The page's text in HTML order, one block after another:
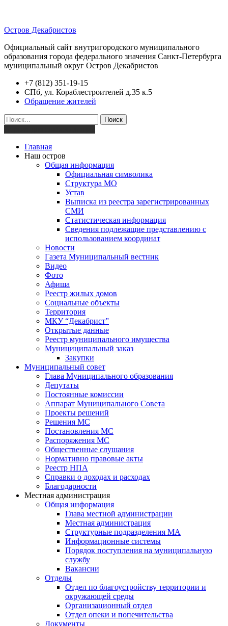
Остров Декабристов
Официальный сайт внутригородского муниципального
образования города федерального значения Санкт-Петербурга
муниципальный округ Остров Декабристов
+7 (812) 351-19-15
СПб, ул. Кораблестроителей д.35 к.5
Обращение жителей
Поиск
Главная
Наш остров
Общая информация
Официальная символика
Структура МО
Устав
Выписка из реестра зарегистрированных
СМИ
Статистическая информация
Сведения подлежащие представлению с
использованием координат
Новости
Газета Муниципальный вестник
Видео
Фото
Афиша
Реестр жилых домов
Социальные объекты
Территория
МКУ “Декабрист”
Открытые данные
Реестр муниципального имущества
Мунициципальный заказ
Закупки
Муниципальный совет
Глава Муниципального образования
Депутаты
Постоянные комиссии
Аппарат Муниципального Совета
Проекты решений
Решения МС
Постановления МС
Распоряжения МС
Общественные слушания
Нормативно правовые акты
Реестр НПА
Справки о доходах и расходах
Благодарности
Местная администрация
Общая информация
Глава местной администрации
Местная администрация
Структурные подразделения МА
Информационные системы
Порядок поступления на муниципальную
службу
Вакансии
Отделы
Отдел по благоустройству территории и
окружающей среды
Организационный отдел
Отдел опеки и попечительства
Документы